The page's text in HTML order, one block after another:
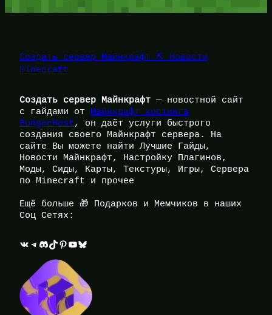
Создать сервер Майнкрафт ⛏️ Новости
Minecraft
Создать сервер Майнкрафт — новостной сайт
с гайдами от Майнкрафт хостинга
BungeeHost, он даёт услуги быстрого
создания своего Майнкрафт сервера. На
сайте Вы можете найти Лучшие Гайды,
Новости Майнкрафт, Настройку Плагинов,
Моды, Сиды, Карты, Текстуры, Игры, Сервера
по Minecraft и прочее
Ещё больше 🎁 Подарков и Мемчиков в наших
Соц Сетях:
ВКонтакте Telegram Discord TikTok Pinterest YouTube Bluesky